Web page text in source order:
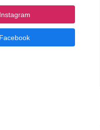
Instagram
Facebook